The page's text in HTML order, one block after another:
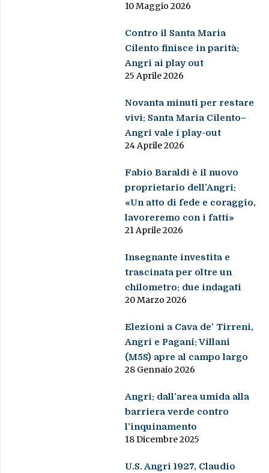
10 Maggio 2026
Contro il Santa Maria
Cilento finisce in parità:
Angri ai play out
25 Aprile 2026
Novanta minuti per restare
vivi: Santa Maria Cilento–
Angri vale i play-out
24 Aprile 2026
Fabio Baraldi è il nuovo
proprietario dell’Angri:
«Un atto di fede e coraggio,
lavoreremo con i fatti»
21 Aprile 2026
Insegnante investita e
trascinata per oltre un
chilometro: due indagati
20 Marzo 2026
Elezioni a Cava de’ Tirreni,
Angri e Pagani: Villani
(M5S) apre al campo largo
28 Gennaio 2026
Angri: dall’area umida alla
barriera verde contro
l’inquinamento
18 Dicembre 2025
U.S. Angri 1927, Claudio